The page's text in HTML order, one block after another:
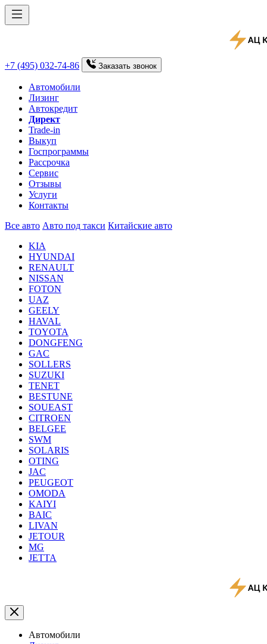
+7 (495) 032-74-86 Заказать звонок
Автомобили
Лизинг
Автокредит
Директ
Trade-in
Выкуп
Госпрограммы
Рассрочка
Сервис
Отзывы
Услуги
Контакты
Все авто Авто под такси Китайские авто
KIA
HYUNDAI
RENAULT
NISSAN
FOTON
UAZ
GEELY
HAVAL
TOYOTA
DONGFENG
GAC
SOLLERS
SUZUKI
TENET
BESTUNE
SOUEAST
CITROEN
BELGEE
SWM
SOLARIS
OTING
JAC
PEUGEOT
OMODA
KAIYI
BAIC
LIVAN
JETOUR
MG
JETTA
Автомобили